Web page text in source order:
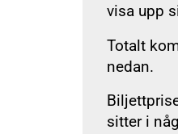
visa upp
Totalt
nedan.
sitter i